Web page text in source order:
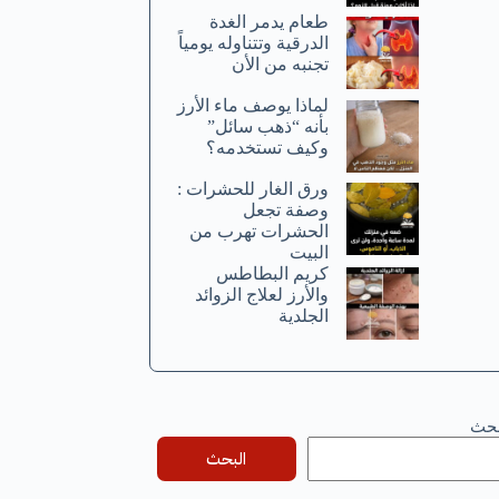
طعام يدمر الغدة
الدرقية وتتناوله يومياً
تجنبه من الأن
لماذا يوصف ماء الأرز
بأنه “ذهب سائل”
وكيف تستخدمه؟
ورق الغار للحشرات :
وصفة تجعل
الحشرات تهرب من
البيت
كريم البطاطس
والأرز لعلاج الزوائد
الجلدية
البحث